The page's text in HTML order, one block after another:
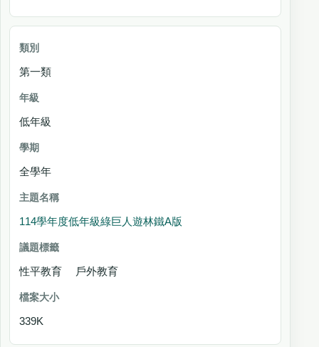
第一類
低年級
全學年
114學年度低年級綠巨人遊林鐵A版
性平教育 戶外教育
339K